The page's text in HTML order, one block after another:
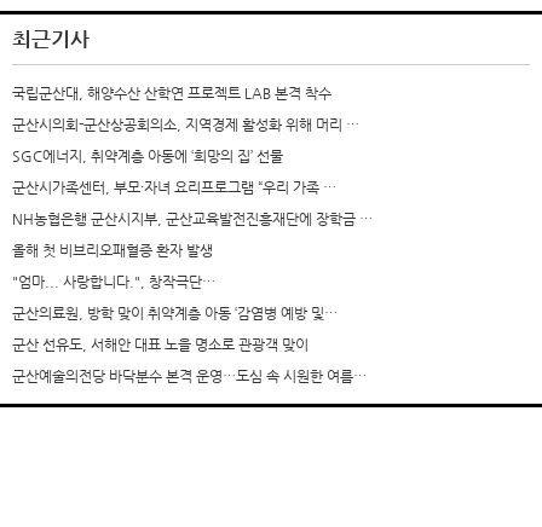
최근기사
국립군산대, 해양수산 산학연 프로젝트 LAB 본격 착수
군산시의회-군산상공회의소, 지역경제 활성화 위해 머리 …
SGC에너지, 취약계층 아동에 ‘희망의 집’ 선물
군산시가족센터, 부모·자녀 요리프로그램 “우리 가족 …
NH농협은행 군산시지부, 군산교육발전진흥재단에 장학금 …
올해 첫 비브리오패혈증 환자 발생
"엄마... 사랑합니다.", 창작극단…
군산의료원, 방학 맞이 취약계층 아동 ‘감염병 예방 및…
군산 선유도, 서해안 대표 노을 명소로 관광객 맞이
군산예술의전당 바닥분수 본격 운영…도심 속 시원한 여름…